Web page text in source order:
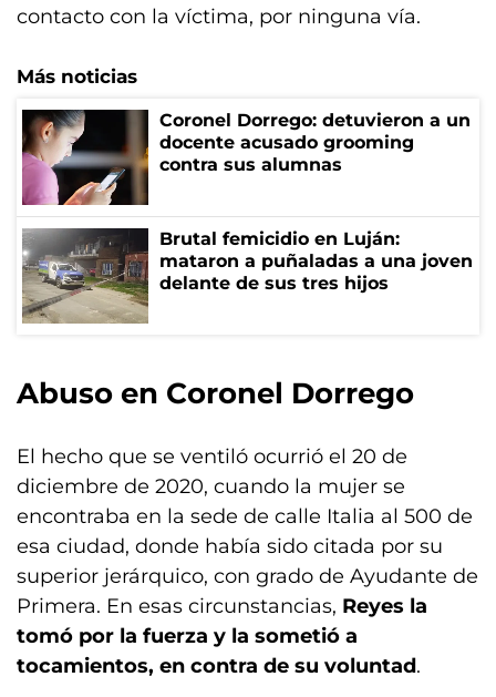
contacto con la víctima, por ninguna vía.
Más noticias
Coronel Dorrego: detuvieron a un
docente acusado grooming
contra sus alumnas
Brutal femicidio en Luján:
mataron a puñaladas a una joven
delante de sus tres hijos
Abuso en Coronel Dorrego
El hecho que se ventiló ocurrió el 20 de
diciembre de 2020, cuando la mujer se
encontraba en la sede de calle Italia al 500 de
esa ciudad, donde había sido citada por su
superior jerárquico, con grado de Ayudante de
Primera. En esas circunstancias, Reyes la
tomó por la fuerza y la sometió a
tocamientos, en contra de su voluntad.